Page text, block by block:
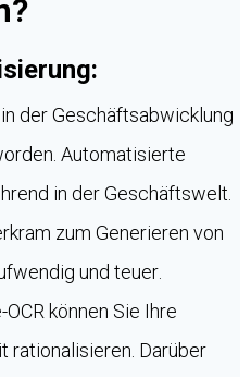
der Geschäftsabwicklung
Automatisierte
in der Geschäftswelt.
zum Generieren von
und teuer.
können Sie Ihre
rationalisieren. Darüber